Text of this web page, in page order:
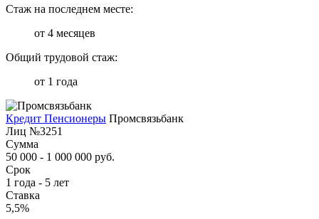
Стаж на последнем месте:
от 4 месяцев
Общий трудовой стаж:
от 1 года
Кредит Пенсионеры Промсвязьбанк
Лиц №3251
Сумма
50 000 - 1 000 000 руб.
Срок
1 года - 5 лет
Ставка
5,5%